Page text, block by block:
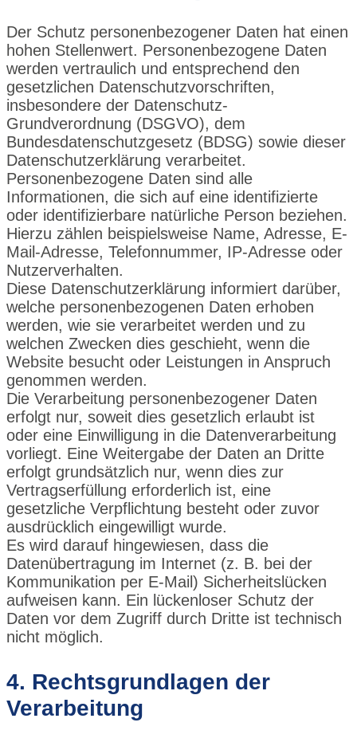
Der Schutz personenbezogener Daten hat einen
hohen Stellenwert. Personenbezogene Daten
werden vertraulich und entsprechend den
gesetzlichen Datenschutzvorschriften,
insbesondere der Datenschutz-
Grundverordnung (DSGVO), dem
Bundesdatenschutzgesetz (BDSG) sowie dieser
Datenschutzerklärung verarbeitet.
Personenbezogene Daten sind alle
Informationen, die sich auf eine identifizierte
oder identifizierbare natürliche Person beziehen.
Hierzu zählen beispielsweise Name, Adresse, E-
Mail-Adresse, Telefonnummer, IP-Adresse oder
Nutzerverhalten.
Diese Datenschutzerklärung informiert darüber,
welche personenbezogenen Daten erhoben
werden, wie sie verarbeitet werden und zu
welchen Zwecken dies geschieht, wenn die
Website besucht oder Leistungen in Anspruch
genommen werden.
Die Verarbeitung personenbezogener Daten
erfolgt nur, soweit dies gesetzlich erlaubt ist
oder eine Einwilligung in die Datenverarbeitung
vorliegt. Eine Weitergabe der Daten an Dritte
erfolgt grundsätzlich nur, wenn dies zur
Vertragserfüllung erforderlich ist, eine
gesetzliche Verpflichtung besteht oder zuvor
ausdrücklich eingewilligt wurde.
Es wird darauf hingewiesen, dass die
Datenübertragung im Internet (z. B. bei der
Kommunikation per E-Mail) Sicherheitslücken
aufweisen kann. Ein lückenloser Schutz der
Daten vor dem Zugriff durch Dritte ist technisch
nicht möglich.
4. Rechtsgrundlagen der
Verarbeitung